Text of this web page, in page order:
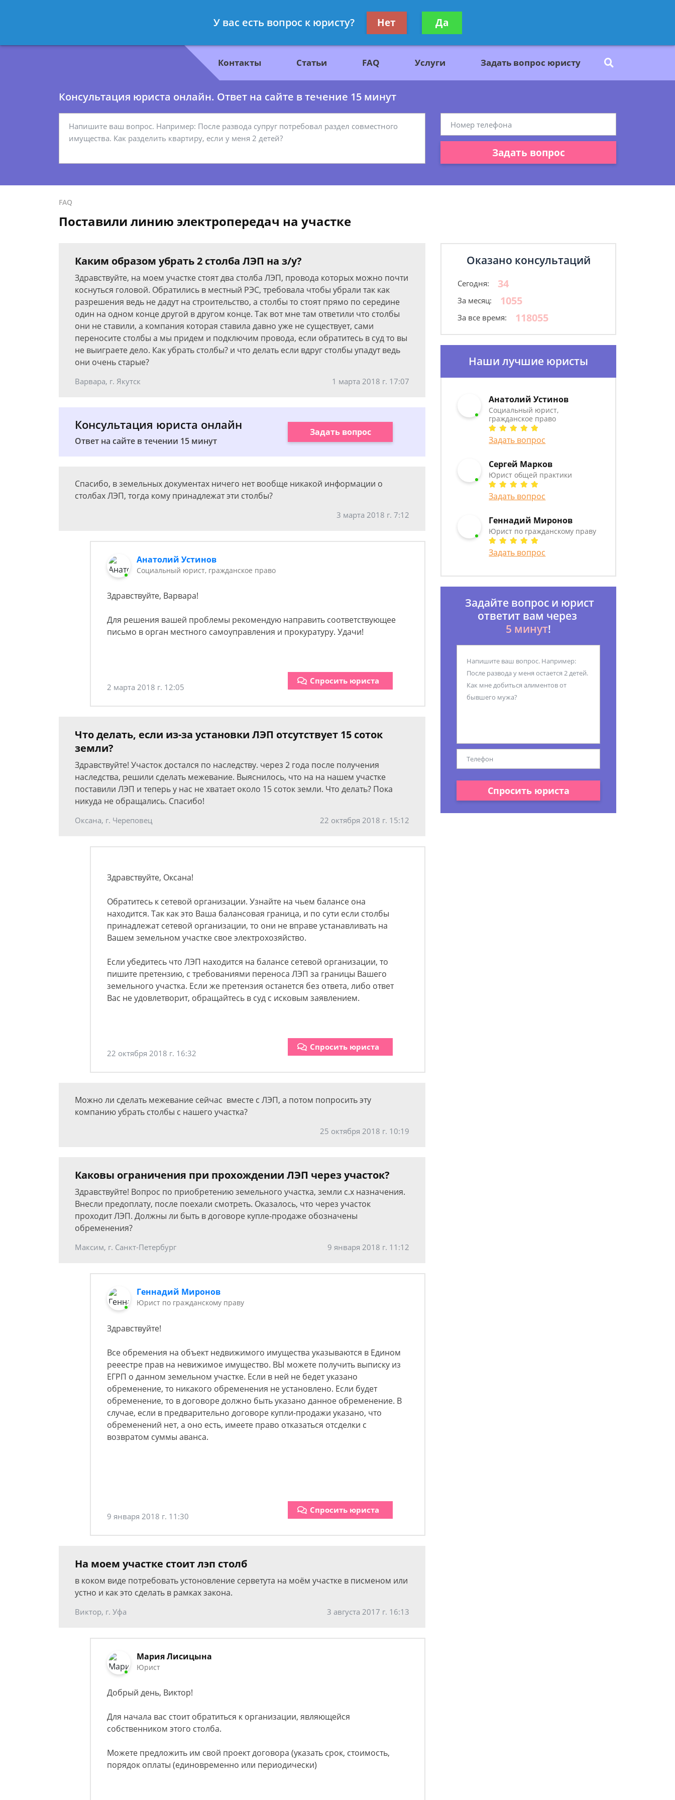
- Юрист по гражданскому праву
Получите консультацию
бесплатно
Контакты Статьи FAQ Услуги Задать вопрос юристу
Консультация юриста онлайн. Ответ на сайте в течение 15 минут
Задать вопрос
FAQ
Поставили линию электропередач на участке
Каким образом убрать 2 столба ЛЭП на з/у?
Здравствуйте, на моем участке стоят два столба ЛЭП, провода которых можно почти
коснуться головой. Обратились в местный РЭС, требовала чтобы убрали так как
разрешения ведь не дадут на строительство, а столбы то стоят прямо по середине
один на одном конце другой в другом конце. Так вот мне там ответили что столбы
они не ставили, а компания которая ставила давно уже не существует, сами
переносите столбы а мы придем и подключим провода, если обратитесь в суд то вы
не выиграете дело. Как убрать столбы? и что делать если вдруг столбы упадут ведь
они очень старые?
Варвара, г. Якутск 1 марта 2018 г. 17:07
Консультация юриста онлайн
Ответ на сайте в течении 15 минут
Задать вопрос
Спасибо, в земельных документах ничего нет вообще никакой информации о
столбах ЛЭП, тогда кому принадлежат эти столбы?
3 марта 2018 г. 7:12
Анатолий Устинов
Социальный юрист, гражданское право
Здравствуйте, Варвара!
Для решения вашей проблемы рекомендую направить соответствующее
письмо в орган местного самоуправления и прокуратуру. Удачи!
2 марта 2018 г. 12:05
Спросить юриста
Что делать, если из-за установки ЛЭП отсутствует 15 соток
земли?
Здравствуйте! Участок достался по наследству. через 2 года после получения
наследства, решили сделать межевание. Выяснилось, что на на нашем участке
поставили ЛЭП и теперь у нас не хватает около 15 соток земли. Что делать? Пока
никуда не обращались. Спасибо!
Оксана, г. Череповец 22 октября 2018 г. 15:12
Здравствуйте, Оксана!
Обратитесь к сетевой организации. Узнайте на чьем балансе она
находится. Так как это Ваша балансовая граница, и по сути если столбы
принадлежат сетевой организации, то они не вправе устанавливать на
Вашем земельном участке свое электрохозяйство.
Если убедитесь что ЛЭП находится на балансе сетевой организации, то
пишите претензию, с требованиями переноса ЛЭП за границы Вашего
земельного участка. Если же претензия останется без ответа, либо ответ
Вас не удовлетворит, обращайтесь в суд с исковым заявлением.
22 октября 2018 г. 16:32
Спросить юриста
Можно ли сделать межевание сейчас вместе с ЛЭП, а потом попросить эту
компанию убрать столбы с нашего участка?
25 октября 2018 г. 10:19
Каковы ограничения при прохождении ЛЭП через участок?
Здравствуйте! Вопрос по приобретению земельного участка, земли с.х назначения.
Внесли предоплату, после поехали смотреть. Оказалось, что через участок
проходит ЛЭП. Должны ли быть в договоре купле-продаже обозначены
обременения?
Максим, г. Санкт-Петербург 9 января 2018 г. 11:12
Геннадий Миронов
Юрист по гражданскому праву
Здравствуйте!
Все обремения на объект недвижимого имущества указываются в Едином
рееестре прав на невижимое имущество. ВЫ можете получить выписку из
ЕГРП о данном земельном участке. Если в ней не бедет указано
обременение, то никакого обременения не установлено. Если будет
обременение, то в договоре должно быть указано данное обременение. В
случае, если в предварительно договоре купли-продажи указано, что
обременений нет, а оно есть, имеете право отказаться отсделки с
возвратом суммы аванса.
9 января 2018 г. 11:30
Спросить юриста
На моем участке стоит лэп столб
в коком виде потребовать устоновление серветута на моём участке в писменом или
устно и как это сделать в рамках закона.
Виктор, г. Уфа 3 августа 2017 г. 16:13
Мария Лисицына
Юрист
Добрый день, Виктор!
Для начала вас стоит обратиться к организации, являющейся
собственником этого столба.
Можете предложить им свой проект договора (указать срок, стоимость,
порядок оплаты (единовременно или периодически)
Оказано консультаций
Сегодня: 34
За месяц: 1055
За все время: 118055
Наши лучшие юристы
Анатолий Устинов
Социальный юрист,
гражданское право
Задать вопрос
Сергей Марков
Юрист общей практики
Задать вопрос
Геннадий Миронов
Юрист по гражданскому праву
Задать вопрос
Задайте вопрос и юрист
ответит вам через
5 минут!
Спросить юриста
У вас есть вопрос к юристу? Нет Да